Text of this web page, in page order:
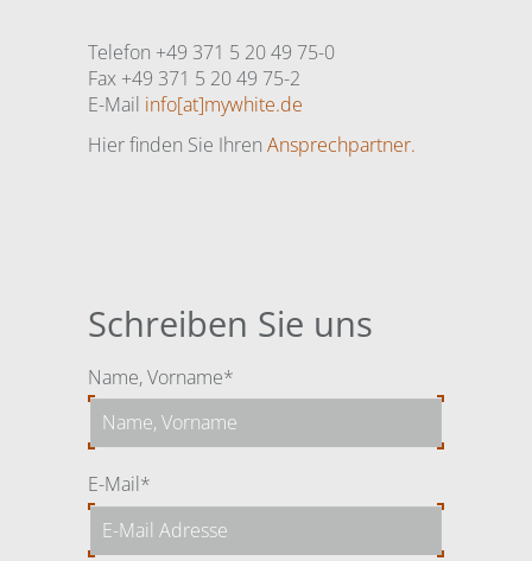
Telefon +49 371 5 20 49 75-0
Fax +49 371 5 20 49 75-2
E-Mail info[at]mywhite.de
Hier finden Sie Ihren Ansprechpartner.
Schreiben Sie uns
Pflichtfeld
Name, Vorname*
Pflichtfeld
E-Mail*